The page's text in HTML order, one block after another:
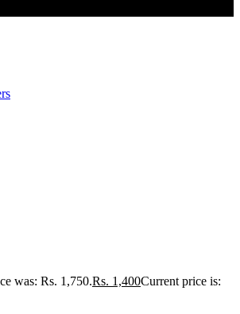
was: Rs. 1,750.Rs. 1,400Current price is: